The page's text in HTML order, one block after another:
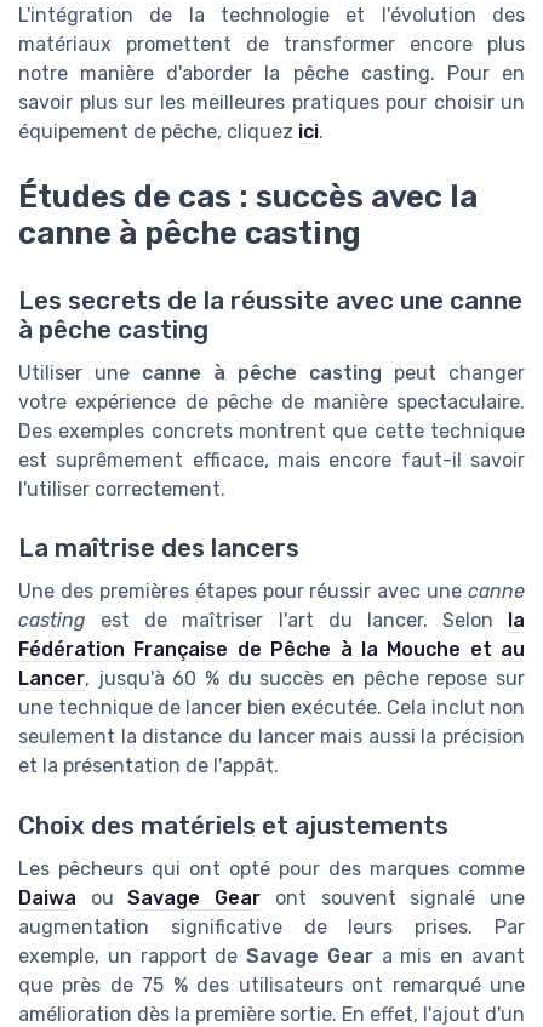
L'intégration de la technologie et l'évolution des
matériaux promettent de transformer encore plus
notre manière d'aborder la pêche casting. Pour en
savoir plus sur les meilleures pratiques pour choisir un
équipement de pêche, cliquez ici.
Études de cas : succès avec la
canne à pêche casting
Les secrets de la réussite avec une canne
à pêche casting
Utiliser une canne à pêche casting peut changer
votre expérience de pêche de manière spectaculaire.
Des exemples concrets montrent que cette technique
est suprêmement efficace, mais encore faut-il savoir
l'utiliser correctement.
La maîtrise des lancers
Une des premières étapes pour réussir avec une canne
casting est de maîtriser l'art du lancer. Selon
la
Fédération Française de Pêche à la Mouche et au
Lancer, jusqu'à 60 % du succès en pêche repose sur
une technique de lancer bien exécutée. Cela inclut non
seulement la distance du lancer mais aussi la précision
et la présentation de l'appât.
Choix des matériels et ajustements
Les pêcheurs qui ont opté pour des marques comme
Daiwa ouSavage Gear ont souvent signalé une
augmentation significative de leurs prises. Par
exemple, un rapport deSavage Geara mis en avant
que près de 75 % des utilisateurs ont remarqué une
amélioration dès la première sortie. En effet, l'ajout d'un